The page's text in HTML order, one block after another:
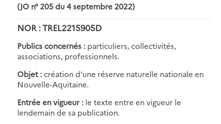
(JO n° 205 du 4 septembre 2022)
NOR : TREL2215905D
Publics concernés : particuliers, collectivités,
associations, professionnels.
Objet :création d'une réserve naturelle nationale en
Nouvelle-Aquitaine.
Entrée en vigueur : le texte entre en vigueur le
lendemain de sa publication.